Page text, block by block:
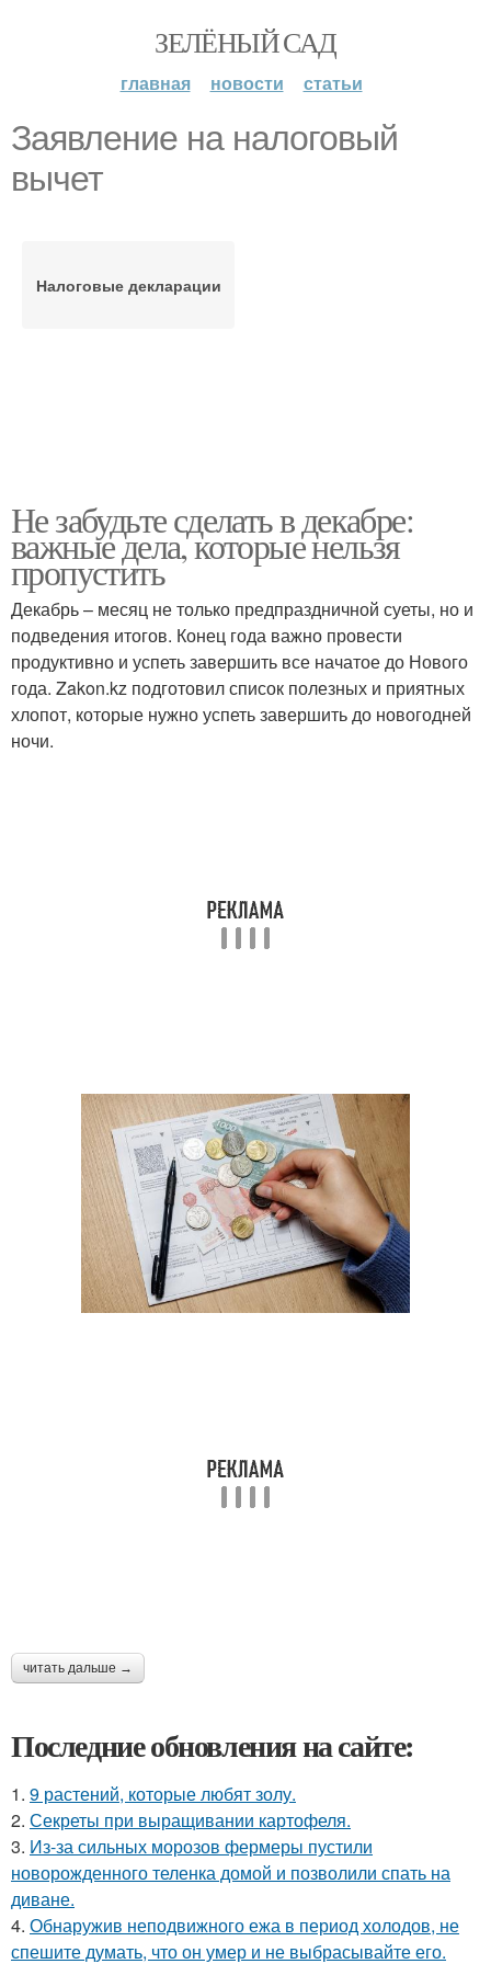
ЗЕЛЁНЫЙ САД
главная новости статьи
Заявление на налоговый
вычет
Налоговые декларации
Не забудьте сделать в декабре:
важные дела, которые нельзя
пропустить
Декабрь – месяц не только предпраздничной суеты, но и
подведения итогов. Конец года важно провести
продуктивно и успеть завершить все начатое до Нового
года. Zakon.kz подготовил список полезных и приятных
хлопот, которые нужно успеть завершить до новогодней
ночи.
читать дальше →
Последние обновления на сайте:
1. 9 растений, которые любят золу.
2. Секреты при выращивании картофеля.
3. Из-за сильных морозов фермеры пустили
новорожденного теленка домой и позволили спать на
диване.
4. Обнаружив неподвижного ежа в период холодов, не
спешите думать, что он умер и не выбрасывайте его.